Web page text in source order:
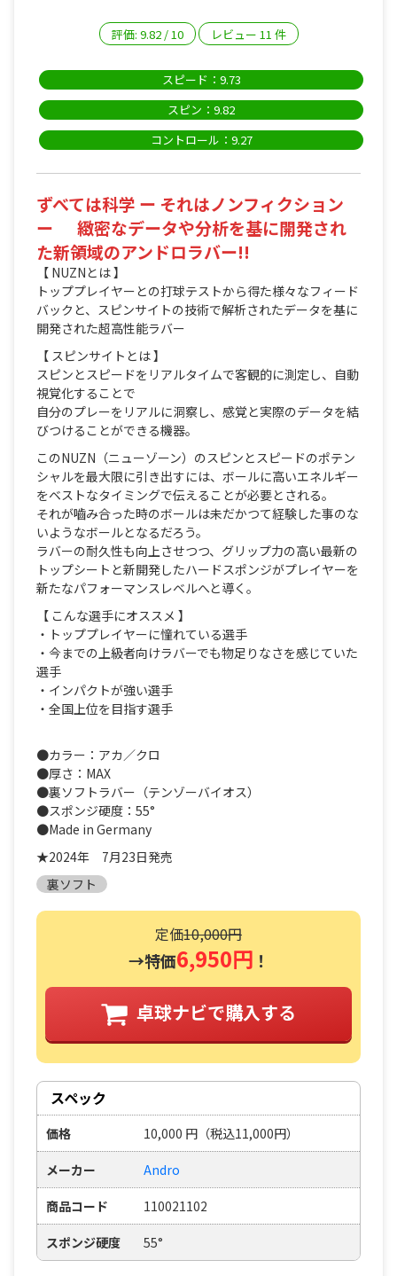
評価: 9.82/ 10 レビュー 11 件
スピード：9.73
スピン：9.82
コントロール：9.27
ずべては科学 ー それはノンフィクション
ー 緻密なデータや分析を基に開発され
た新領域のアンドロラバー!!
【 NUZNとは 】
トッププレイヤーとの打球テストから得た様々なフィード
バックと、スピンサイトの技術で解析されたデータを基に
開発された超高性能ラバー
【 スピンサイトとは 】
スピンとスピードをリアルタイムで客観的に測定し、⾃動
視覚化することで
⾃分のプレーをリアルに洞察し、感覚と実際のデータを結
びつけることができる機器。
このNUZN（ニューゾーン）のスピンとスピードのポテン
シャルを最大限に引き出すには、ボールに高いエネルギー
をベストなタイミングで伝えることが必要とされる。
それが嚙み合った時のボールは未だかつて経験した事のな
いようなボールとなるだろう。
ラバーの耐久性も向上させつつ、グリップ力の高い最新の
トップシートと新開発したハードスポンジがプレイヤーを
新たなパフォーマンスレベルへと導く。
【 こんな選⼿にオススメ 】
・トッププレイヤーに憧れている選⼿
・今までの上級者向けラバーでも物⾜りなさを感じていた
選⼿
・インパクトが強い選⼿
・全国上位を⽬指す選⼿
●カラー：アカ／クロ
●厚さ：MAX
●裏ソフトラバー（テンゾーバイオス）
●スポンジ硬度：55°
●Made in Germany
★2024年 7月23日発売
裏ソフト
定価10,000円
→特価6,950円 ！
卓球ナビで購入する
スペック
価格 10,000 円 （税込11,000円）
メーカー Andro
商品コード 110021102
スポンジ硬度 55°